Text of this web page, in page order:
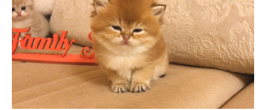
pecodogs
いぬ部をフォロー
pecocats
ねこ部をフォロー